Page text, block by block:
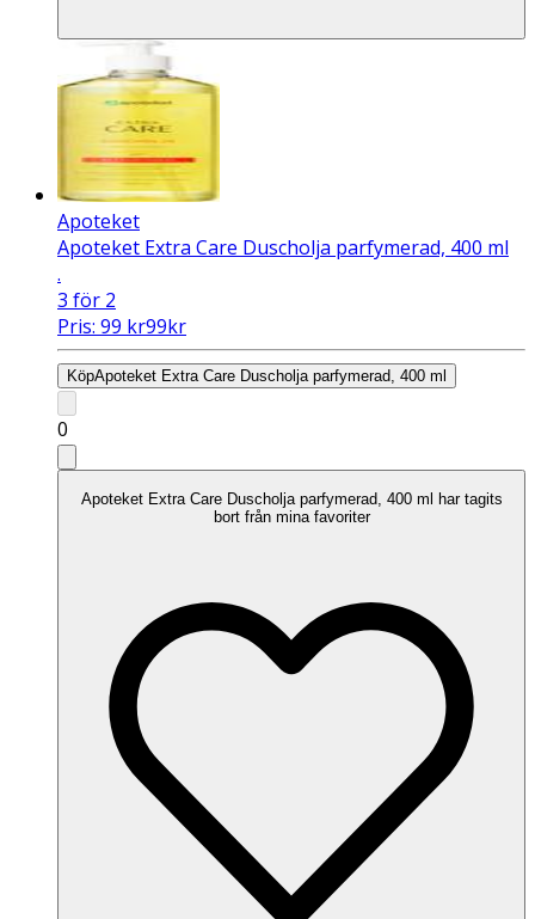
Apoteket
Apoteket Extra Care Duscholja parfymerad, 400 ml
.
3 för 2
Pris: 99 kr99kr
KöpApoteket Extra Care Duscholja parfymerad, 400 ml
0
Apoteket Extra Care Duscholja parfymerad, 400 ml har tagits
bort från mina favoriter